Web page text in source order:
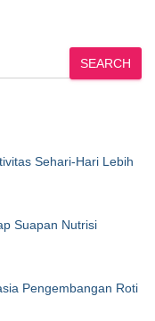
SEARCH
Sehari-Hari Lebih
Suapan Nutrisi
Pengembangan Roti